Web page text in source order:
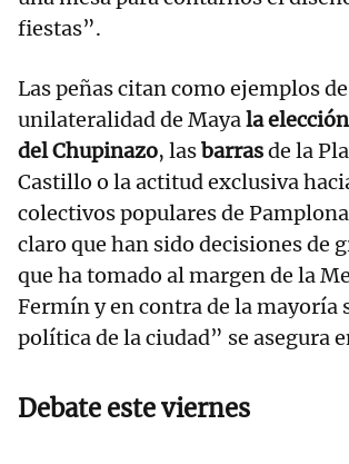
fiestas”.
Las peñas citan como ejemplos
unilateralidad de Mayala
del Chupinazo, lasbarrasde la
Castillo o la actitud exclusiva
colectivos populares de
claro que han sido decisiones de
que ha tomado al margen de la
Fermín y en contra de la mayoría
política de la ciudad” se asegura
Debate este viernes